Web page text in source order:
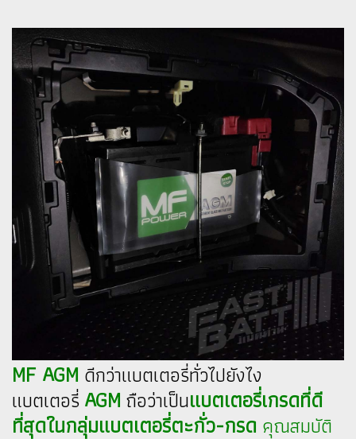
MF AGM ดีกว่าแบตเตอรี่ทั่วไปยังไง
แบตเตอรี่ AGM ถือว่าเป็นแบตเตอรี่เกรดที่ดี
ที่สุดในกลุ่มแบตเตอรี่ตะกั่ว-กรด คุณสมบัติ